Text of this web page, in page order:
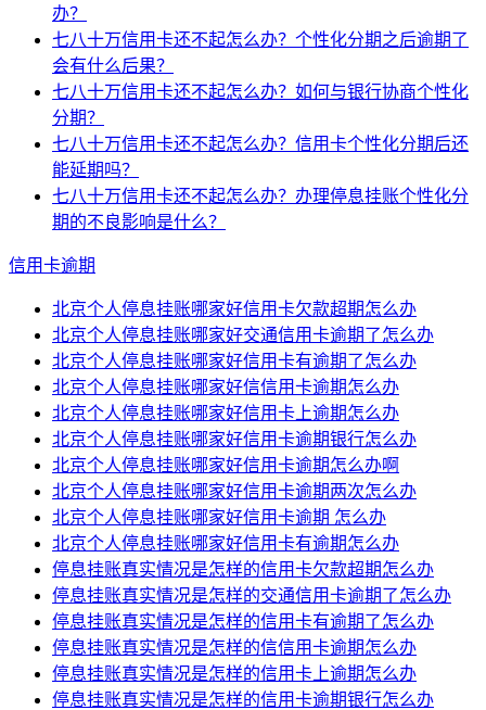
办？
七八十万信用卡还不起怎么办？个性化分期之后逾期了
会有什么后果？
七八十万信用卡还不起怎么办？如何与银行协商个性化
分期？
七八十万信用卡还不起怎么办？信用卡个性化分期后还
能延期吗？
七八十万信用卡还不起怎么办？办理停息挂账个性化分
期的不良影响是什么？
信用卡逾期
北京个人停息挂账哪家好信用卡欠款超期怎么办
北京个人停息挂账哪家好交通信用卡逾期了怎么办
北京个人停息挂账哪家好信用卡有逾期了怎么办
北京个人停息挂账哪家好信信用卡逾期怎么办
北京个人停息挂账哪家好信用卡上逾期怎么办
北京个人停息挂账哪家好信用卡逾期银行怎么办
北京个人停息挂账哪家好信用卡逾期怎么办啊
北京个人停息挂账哪家好信用卡逾期两次怎么办
北京个人停息挂账哪家好信用卡逾期 怎么办
北京个人停息挂账哪家好信用卡有逾期怎么办
停息挂账真实情况是怎样的信用卡欠款超期怎么办
停息挂账真实情况是怎样的交通信用卡逾期了怎么办
停息挂账真实情况是怎样的信用卡有逾期了怎么办
停息挂账真实情况是怎样的信信用卡逾期怎么办
停息挂账真实情况是怎样的信用卡上逾期怎么办
停息挂账真实情况是怎样的信用卡逾期银行怎么办